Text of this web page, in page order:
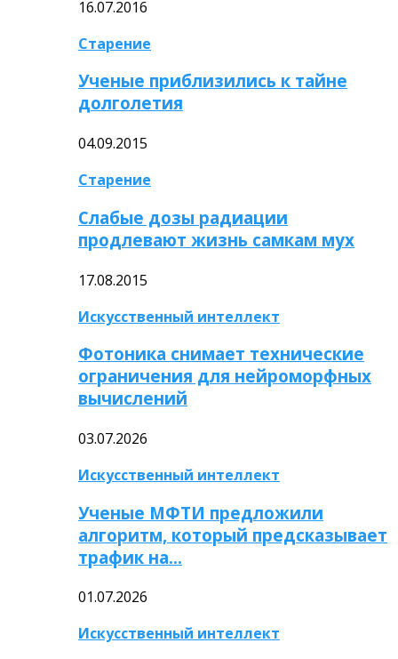
16.07.2016
Старение
Ученые приблизились к тайне
долголетия
04.09.2015
Старение
Слабые дозы радиации
продлевают жизнь самкам мух
17.08.2015
Искусственный интеллект
Фотоника снимает технические
ограничения для нейроморфных
вычислений
03.07.2026
Искусственный интеллект
Ученые МФТИ предложили
алгоритм, который предсказывает
трафик на…
01.07.2026
Искусственный интеллект